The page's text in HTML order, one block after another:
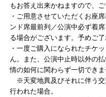
もお答え出来かねますので、ご
・ご用意させていただくお座
ンド席最前列／公演中必ず着
る場合がございます。予めご了
・一度ご購入になられたチケ
ん。また、公演中止時以外の
情の如何に関わらず一切できま
※天変地異及びそれに伴う交
行われた場合。